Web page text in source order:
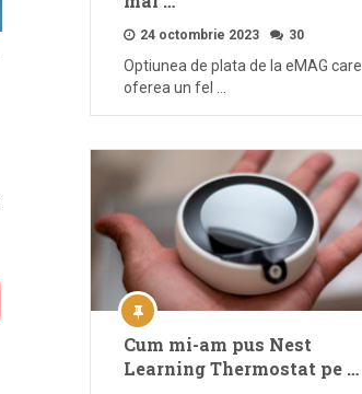
24 octombrie 2023 30
Optiunea de plata de la eMAG care
oferea un fel …
Cum mi-am pus Nest
Learning Thermostat pe …